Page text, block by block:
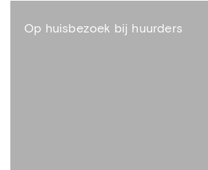
Op huisbezoek bij huurders